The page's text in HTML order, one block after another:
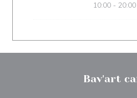
10:00 - 20:00
Bav'art